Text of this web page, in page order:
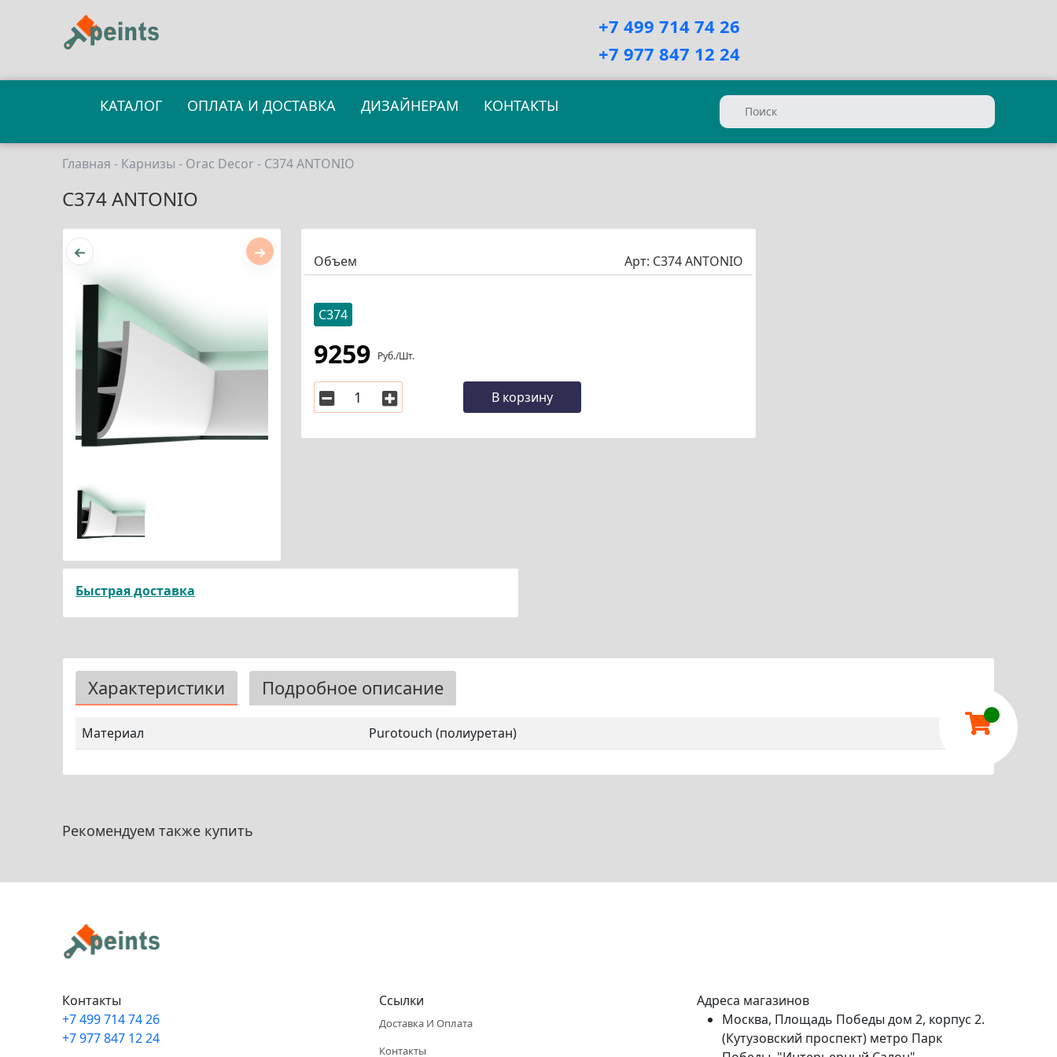
+7 499 714 74 26
+7 977 847 12 24
КАТАЛОГ ОПЛАТА И ДОСТАВКА ДИЗАЙНЕРАМ КОНТАКТЫ
Главная - Карнизы - Orac Decor- C374 ANTONIO
C374 ANTONIO
Объем Арт: C374 ANTONIO
C374
9259Руб./шт.
В корзину
Быстрая доставка
Характеристики Подробное описание
Материал Purotouch (полиуретан)
Рекомендуем также купить
Контакты
+7 499 714 74 26
+7 977 847 12 24
Ссылки
Доставка И Оплата
Контакты
Адреса магазинов
Москва, Площадь Победы дом 2, корпус 2.
(Кутузовский проспект) метро Парк